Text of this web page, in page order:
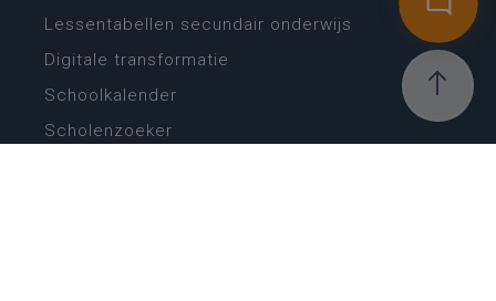
Lessentabellen secundair onderwijs
Digitale transformatie
Schoolkalender
Scholenzoeker